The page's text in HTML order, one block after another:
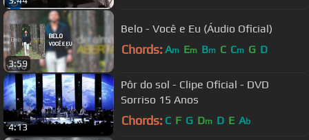
3:59
Belo - Você e Eu (Áudio Oficial)
Chords: Am Em Bm C Cm G D
4:13
Pôr do sol - Clipe Oficial - DVD
Sorriso 15 Anos
Chords: C F G Dm D E Ab